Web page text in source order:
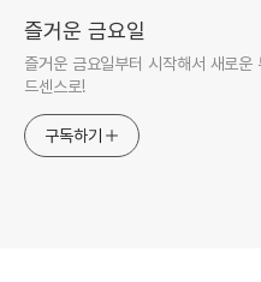
즐거운 금요일
즐거운 금요일부터 시작해서 새로운
드센스로!
구독하기